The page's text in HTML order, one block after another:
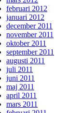
februari 2012
januari 2012
december 2011
november 2011
oktober 2011
september 2011
augusti 2011
juli 2011
juni 2011
maj 2011
april 2011
mars 2011